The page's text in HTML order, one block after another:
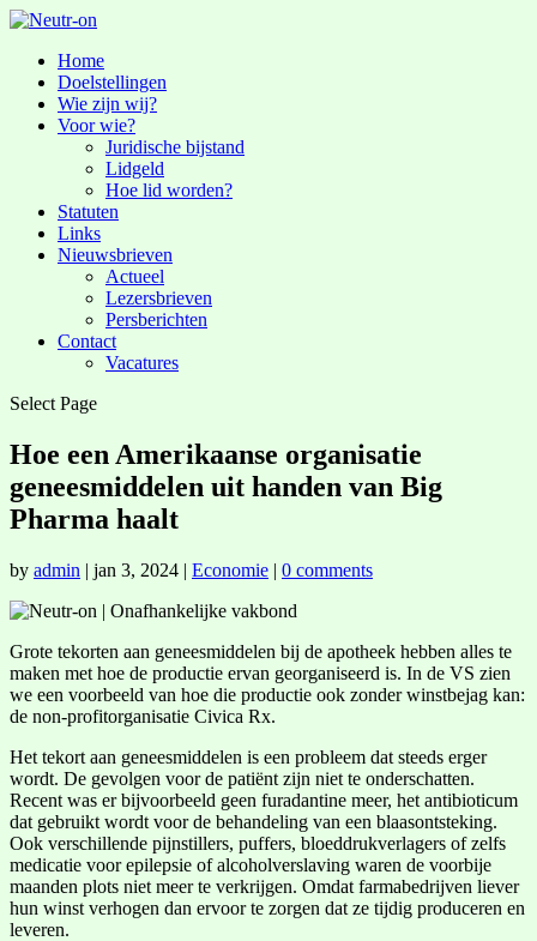
Home
Doelstellingen
Wie zijn wij?
Voor wie?
Juridische bijstand
Lidgeld
Hoe lid worden?
Statuten
Links
Nieuwsbrieven
Actueel
Lezersbrieven
Persberichten
Contact
Vacatures
Select Page
Hoe een Amerikaanse organisatie
geneesmiddelen uit handen van Big
Pharma haalt
by admin | jan 3, 2024 | Economie | 0 comments
Grote tekorten aan geneesmiddelen bij de apotheek hebben alles te
maken met hoe de productie ervan georganiseerd is. In de VS zien
we een voorbeeld van hoe die productie ook zonder winstbejag kan:
de non-profitorganisatie Civica Rx.
Het tekort aan geneesmiddelen is een probleem dat steeds erger
wordt. De gevolgen voor de patiënt zijn niet te onderschatten.
Recent was er bijvoorbeeld geen furadantine meer, het antibioticum
dat gebruikt wordt voor de behandeling van een blaasontsteking.
Ook verschillende pijnstillers, puffers, bloeddrukverlagers of zelfs
medicatie voor epilepsie of alcoholverslaving waren de voorbije
maanden plots niet meer te verkrijgen. Omdat farmabedrijven liever
hun winst verhogen dan ervoor te zorgen dat ze tijdig produceren en
leveren.